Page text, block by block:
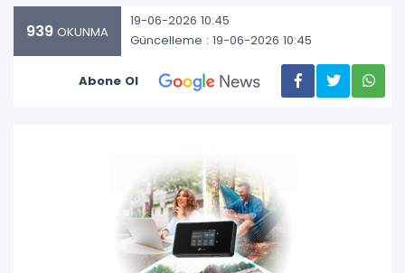
939 OKUNMA
19-06-2026 10:45
Güncelleme : 19-06-2026 10:45
Abone Ol